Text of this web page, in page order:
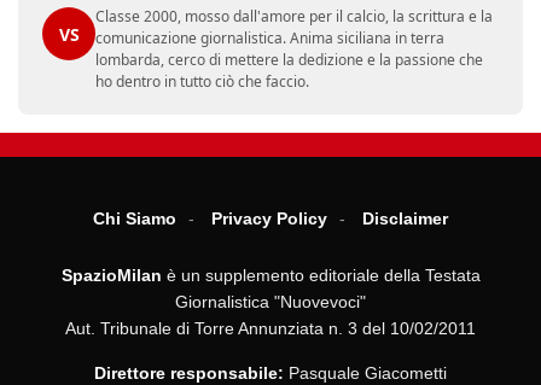
VS
Classe 2000, mosso dall'amore per il calcio, la scrittura e la
comunicazione giornalistica. Anima siciliana in terra
lombarda, cerco di mettere la dedizione e la passione che
ho dentro in tutto ciò che faccio.
Chi Siamo Privacy Policy Disclaimer
SpazioMilan è un supplemento editoriale della Testata
Giornalistica "Nuovevoci"
Aut. Tribunale di Torre Annunziata n. 3 del 10/02/2011
Direttore responsabile: Pasquale Giacometti